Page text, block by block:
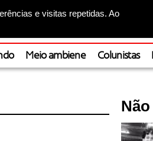
e visitas repetidas. Ao
Meio ambiene Colunistas